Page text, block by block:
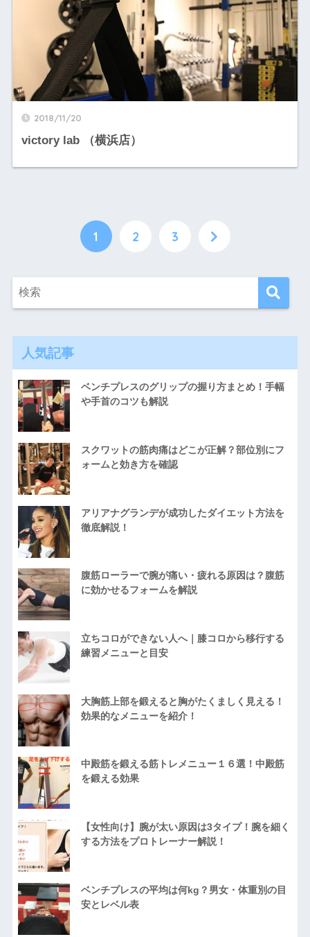
2018/11/20
victory lab （横浜店）
1 2 3
人気記事
ベンチプレスのグリップの握り方まとめ！手幅
や手首のコツも解説
スクワットの筋肉痛はどこが正解？部位別にフ
ォームと効き方を確認
アリアナグランデが成功したダイエット方法を
徹底解説！
腹筋ローラーで腕が痛い・疲れる原因は？腹筋
に効かせるフォームを解説
立ちコロができない人へ｜膝コロから移行する
練習メニューと目安
大胸筋上部を鍛えると胸がたくましく見える！
効果的なメニューを紹介！
中殿筋を鍛える筋トレメニュー１６選！中殿筋
を鍛える効果
【女性向け】腕が太い原因は3タイプ！腕を細く
する方法をプロトレーナー解説！
ベンチプレスの平均は何kg？男女・体重別の目
安とレベル表